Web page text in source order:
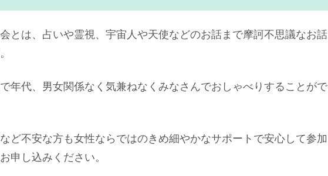
とは、占いや霊視、宇宙人や天使などのお話まで摩訶不思議なお話
年代、男女関係なく気兼ねなくみなさんでおしゃべりすることがで
ど不安な方も女性ならではのきめ細やかなサポートで安心して参加
申し込みください。